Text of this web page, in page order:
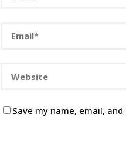
Save my name, email,